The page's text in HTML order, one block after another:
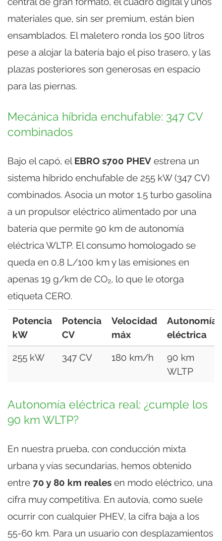
materiales que, sin ser premium, están bien
ensamblados. El maletero ronda los 500 litros
pese a alojar la batería bajo el piso trasero, y las
plazas posteriores son generosas en espacio
para las piernas.
Mecánica híbrida enchufable: 347 CV
combinados
Bajo el capó, el EBRO s700 PHEV estrena un
sistema híbrido enchufable de 255 kW (347 CV)
combinados. Asocia un motor 1.5 turbo gasolina
a un propulsor eléctrico alimentado por una
batería que permite 90 km de autonomía
eléctrica WLTP. El consumo homologado se
queda en 0,8 L/100 km y las emisiones en
apenas 19 g/km de CO₂, lo que le otorga
etiqueta CERO.
Potencia
kW
Potencia
CV
Velocidad
máx
Autonomía
eléctrica
255 kW 347 CV 180 km/h
90 km
WLTP
Autonomía eléctrica real: ¿cumple los
90 km WLTP?
En nuestra prueba, con conducción mixta
urbana y vías secundarias, hemos obtenido
entre 70 y 80 km reales en modo eléctrico, una
cifra muy competitiva. En autovía, como suele
ocurrir con cualquier PHEV, la cifra baja a los
55-60 km. Para un usuario con desplazamientos